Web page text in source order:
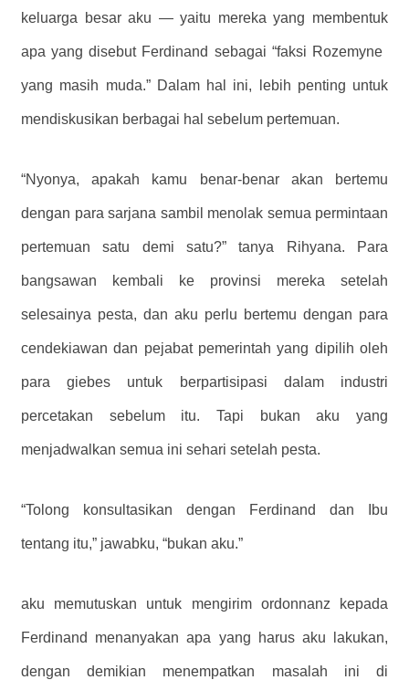
keluarga besar aku — yaitu mereka yang membentuk
apa yang disebut Ferdinand sebagai “faksi Rozemyne ​​
yang masih muda.” Dalam hal ini, lebih penting untuk
mendiskusikan berbagai hal sebelum pertemuan.
“Nyonya, apakah kamu benar-benar akan bertemu
dengan para sarjana sambil menolak semua permintaan
pertemuan satu demi satu?” tanya Rihyana. Para
bangsawan kembali ke provinsi mereka setelah
selesainya pesta, dan aku perlu bertemu dengan para
cendekiawan dan pejabat pemerintah yang dipilih oleh
para giebes untuk berpartisipasi dalam industri
percetakan sebelum itu. Tapi bukan aku yang
menjadwalkan semua ini sehari setelah pesta.
“Tolong konsultasikan dengan Ferdinand dan Ibu
tentang itu,” jawabku, “bukan aku.”
aku memutuskan untuk mengirim ordonnanz kepada
Ferdinand menanyakan apa yang harus aku lakukan,
dengan demikian menempatkan masalah ini di